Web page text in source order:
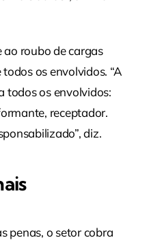
ao roubo de cargas
os envolvidos. “A
todos os envolvidos:
receptador.
diz.
penas, o setor cobra